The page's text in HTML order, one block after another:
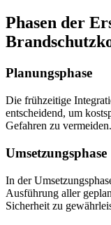
Phasen der
Planungsphase
Die frühzeitige
entscheidend, um
Gefahren zu vermeiden.
Umsetzungsphase
In der
Ausführung aller
Sicherheit zu